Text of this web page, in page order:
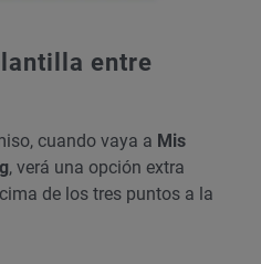
entre
cuando vaya a Mis
, verá una opción extra
de los tres puntos a la